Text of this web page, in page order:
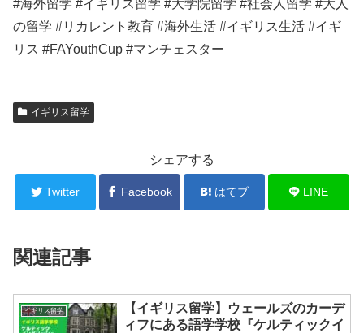
#海外留学 #イギリス留学 #大学院留学 #社会人留学 #大人
の留学 #リカレント教育 #海外生活 #イギリス生活 #イギ
リス #FAYouthCup #マンチェスター
イギリス留学
シェアする
Twitter Facebook はてブ LINE
関連記事
イギリス留学
【イギリス留学】ウェールズのカーデ
ィフにある語学学校『ケルティックイ